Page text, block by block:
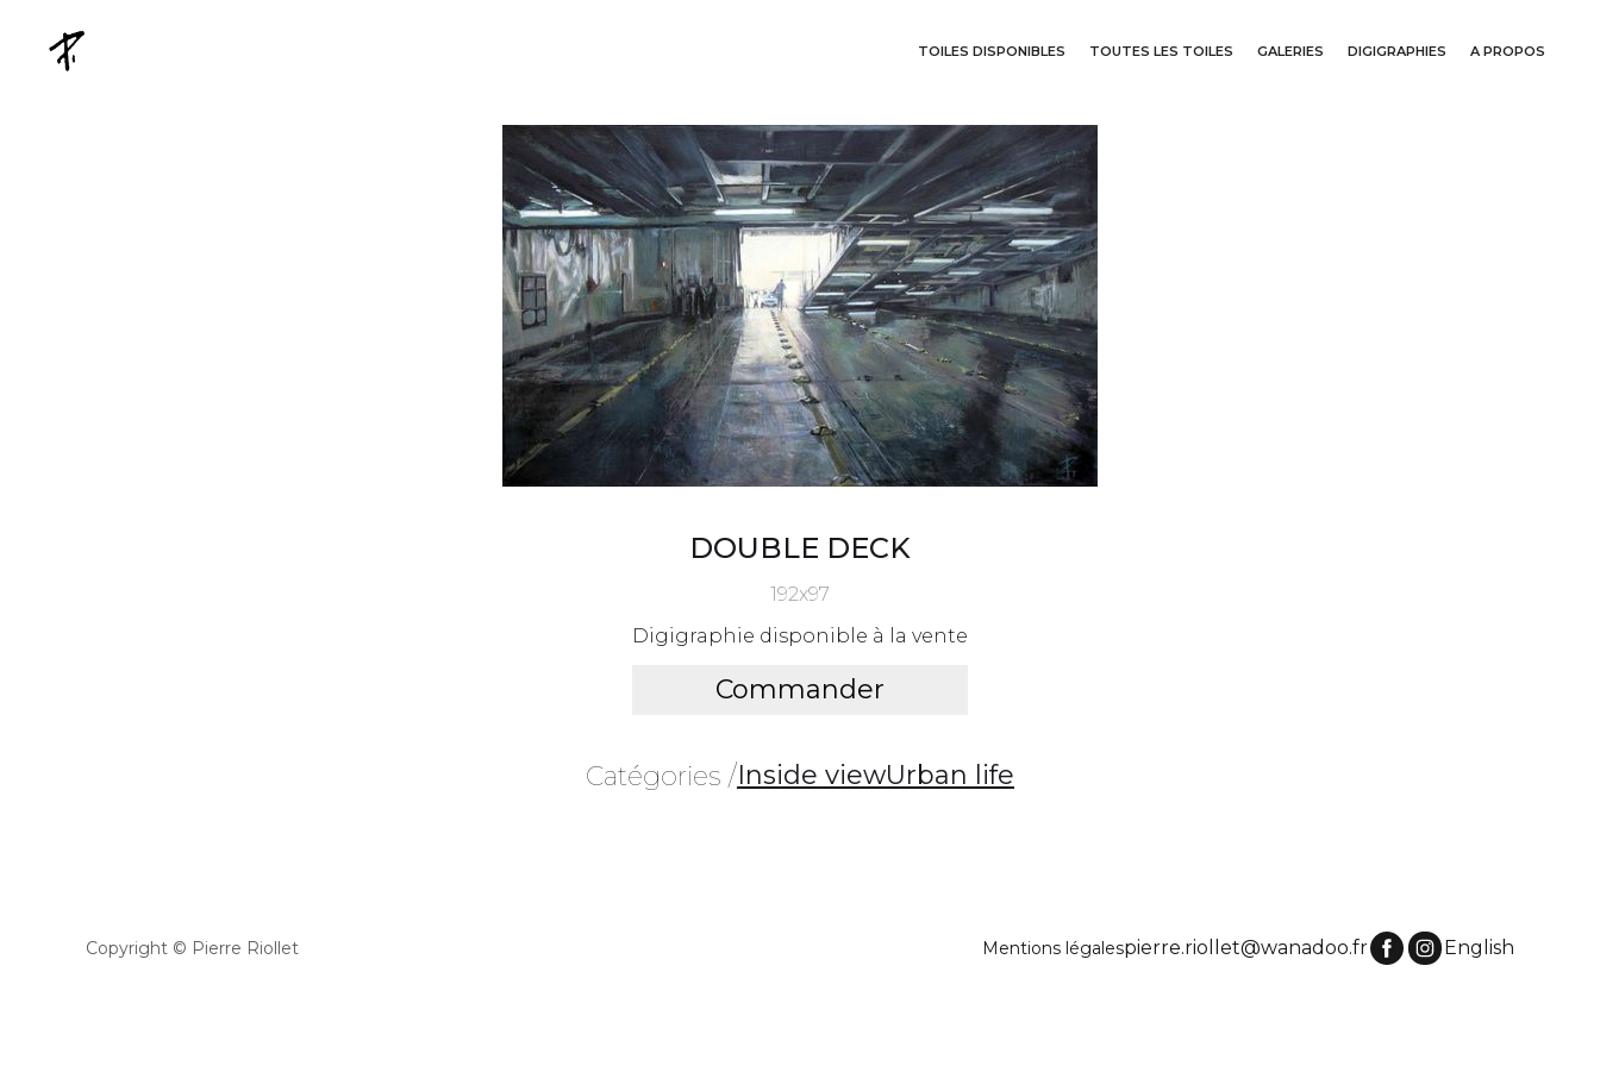
TOILES DISPONIBLES TOUTES LES TOILES GALERIES DIGIGRAPHIES A PROPOS
DOUBLE DECK
192x97
Digigraphie disponible à la vente
Commander
Catégories /Inside viewUrban life
Copyright © Pierre Riollet Mentions légalespierre.riollet@wanadoo.fr English